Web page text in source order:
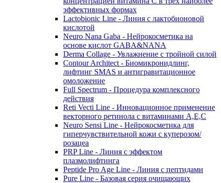
эффективных формах
Lactobionic Line - Линия с лактобионовой
кислотой
Neuro Nana Gaba - Нейрокосметика на
основе кислот GABA&NANA
Derma Collage - Увлажнение с тройной силой
Contour Architect - Биомикронидлинг,
лифтинг SMAS и антигравитационное
омоложение
Full Spectrum - Процедура комплексного
действия
Reti Vecti Line - Инновационное применение
векторного ретинола с витаминами A,Е,С
Neuro Sensi Line - Нейрокосметика для
гиперчувствительной кожи с куперозом/
розацеа
PRP Line - Линия с эффектом
плазмолифтинга
Peptide Pro Age Line - Линия с пептидами
Pure Line - Базовая серия очищающих